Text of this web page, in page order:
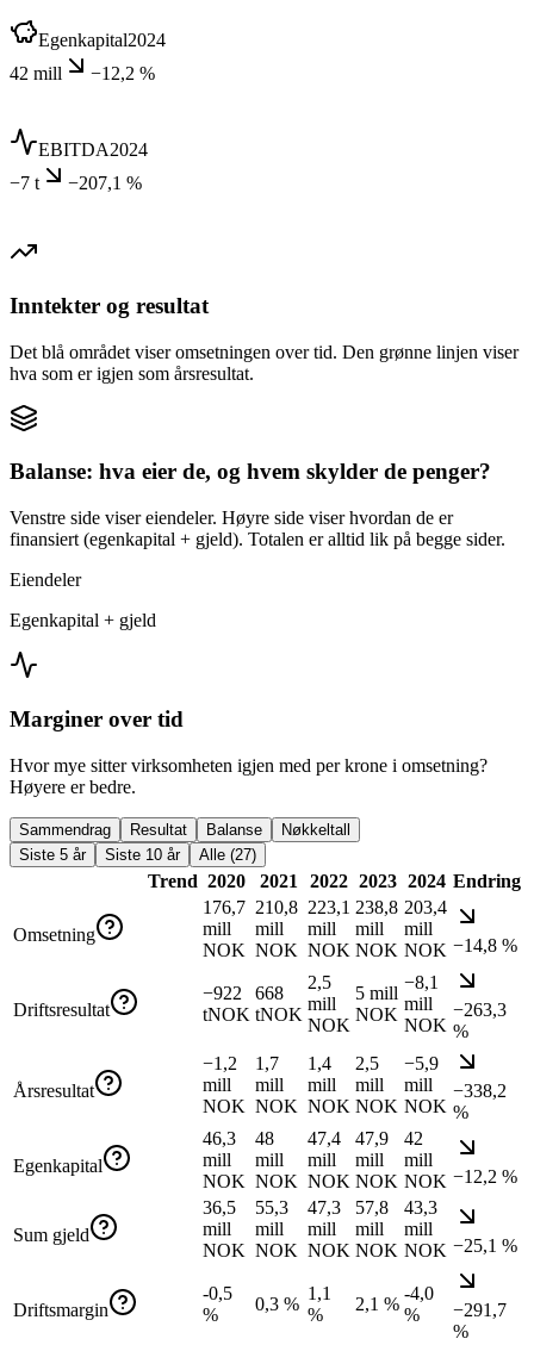
Egenkapital2024
42 mill
−12,2 %
EBITDA2024
−7 t
−207,1 %
Inntekter og resultat
Det blå området viser omsetningen over tid. Den grønne linjen viser
hva som er igjen som årsresultat.
Balanse: hva eier de, og hvem skylder de penger?
Venstre side viser eiendeler. Høyre side viser hvordan de er
finansiert (egenkapital + gjeld). Totalen er alltid lik på begge sider.
Eiendeler
Egenkapital + gjeld
Marginer over tid
Hvor mye sitter virksomheten igjen med per krone i omsetning?
Høyere er bedre.
Sammendrag Resultat Balanse
Nøkkeltall
Siste 5 år
Siste 10 år Alle (27)
Trend 2020 2021 2022 2023 2024 Endring
Omsetning
176,7
mill
NOK
210,8
mill
NOK
223,1
mill
NOK
238,8
mill
NOK
203,4
mill
NOK −14,8 %
Driftsresultat
−922
tNOK
668
tNOK
2,5
mill
NOK
5 mill
NOK
−8,1
mill
NOK
−263,3
%
Årsresultat
−1,2
mill
NOK
1,7
mill
NOK
1,4
mill
NOK
2,5
mill
NOK
−5,9
mill
NOK
−338,2
%
Egenkapital
46,3
mill
NOK
48
mill
NOK
47,4
mill
NOK
47,9
mill
NOK
42
mill
NOK −12,2 %
Sum gjeld
36,5
mill
NOK
55,3
mill
NOK
47,3
mill
NOK
57,8
mill
NOK
43,3
mill
NOK −25,1 %
Driftsmargin
-0,5
%
0,3 %
1,1
%
2,1 %
-4,0
%
−291,7
%